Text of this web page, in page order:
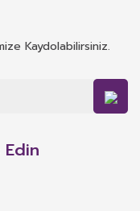
Kaydolabilirsiniz.